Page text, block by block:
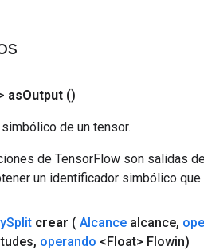
asOutput ()
de un tensor.
de TensorFlow son salidas
un identificador simbólico
Split crear ( Alcance alcance,
, operando <Float> Flowin)